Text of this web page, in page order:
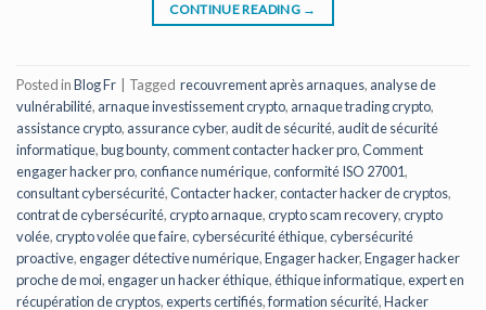
CONTINUE READING →
Posted inBlog Fr | Tagged recouvrement après arnaques, analyse de
vulnérabilité, arnaque investissement crypto, arnaque trading crypto,
assistance crypto, assurance cyber, audit de sécurité, audit de sécurité
informatique,bug bounty,comment contacter hacker pro,Comment
engager hacker pro,confiance numérique,conformité ISO 27001,
consultant cybersécurité,Contacter hacker,contacter hacker de cryptos,
contrat de cybersécurité,crypto arnaque,crypto scam recovery,crypto
volée,crypto volée que faire,cybersécurité éthique,cybersécurité
proactive,engager détective numérique,Engager hacker,Engager hacker
proche de moi,engager un hacker éthique,éthique informatique,expert en
récupération de cryptos,experts certifiés,formation sécurité,Hacker